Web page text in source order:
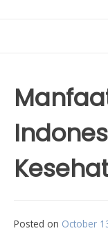
Posted on October